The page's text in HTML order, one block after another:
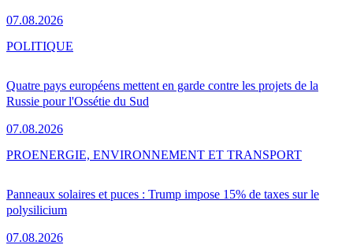
07.08.2026
Quatre pays européens mettent en garde contre les projets de la
Russie pour l'Ossétie du Sud
07.08.2026
POLITIQUE
Panneaux solaires et puces : Trump impose 15% de taxes sur le
polysilicium
07.08.2026
PROENERGIE, ENVIRONNEMENT ET TRANSPORT